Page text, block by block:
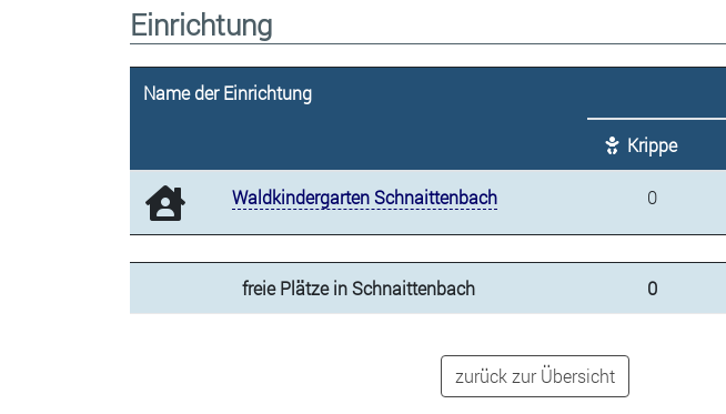
Einrichtung
Name der Einrichtung
Krippe
Waldkindergarten Schnaittenbach 0
freie Plätze in Schnaittenbach 0
zurück zur Übersicht